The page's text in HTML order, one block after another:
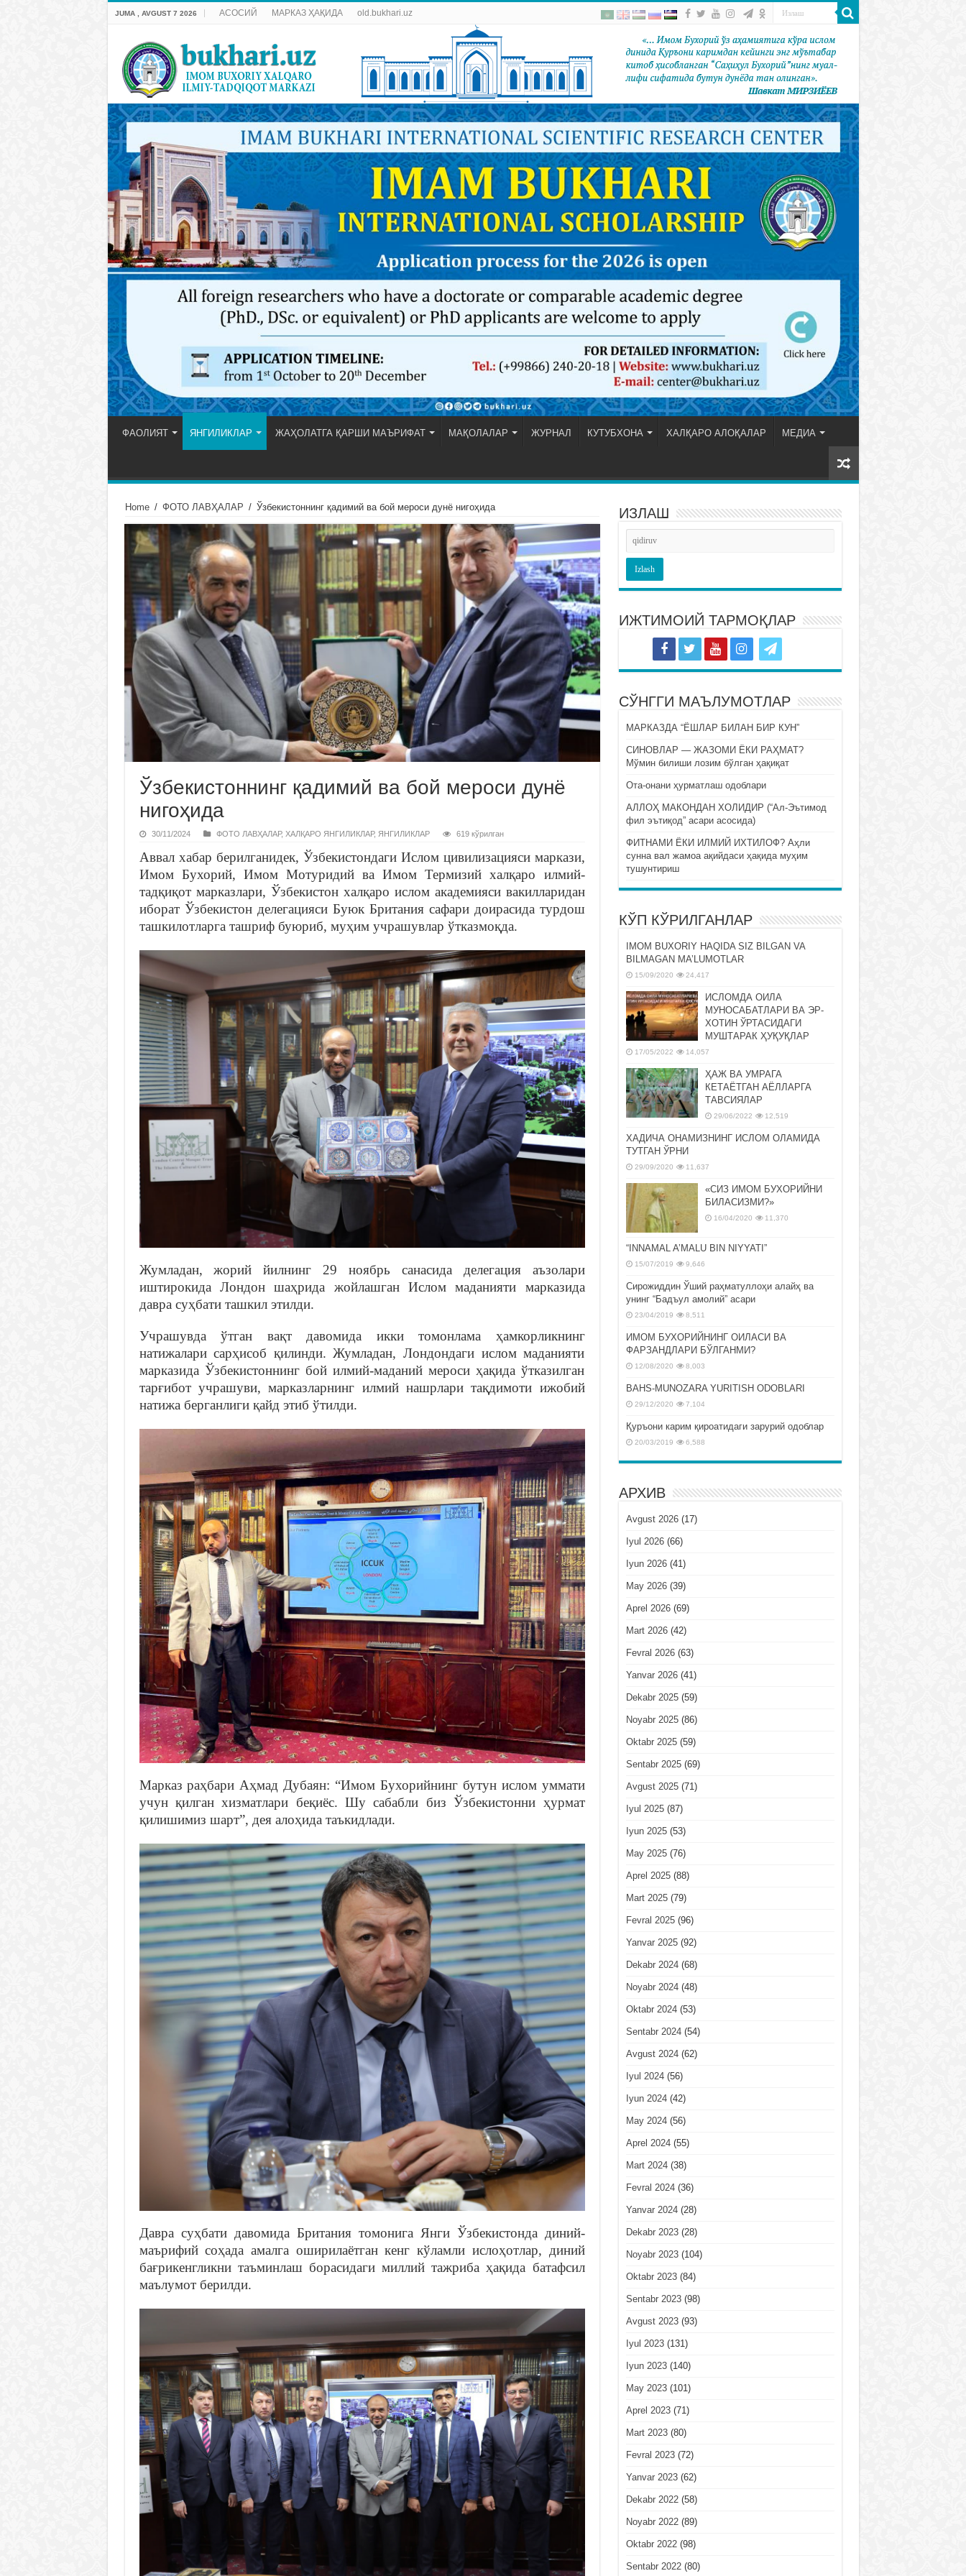
JUMA , AVGUST 7 2026 АСОСИЙ МАРКАЗ ҲАҚИДА old.bukhari.uz
ФАОЛИЯТ ЯНГИЛИКЛАР ЖАҲОЛАТГА ҚАРШИ МАЪРИФАТ МАҚОЛАЛАР ЖУРНАЛ КУТУБХОНА ХАЛҚАРО АЛОҚАЛАР МЕДИА
Home / ФОТО ЛАВҲАЛАР / Ўзбекистоннинг қадимий ва бой мероси дунё нигоҳида
Ўзбекистоннинг қадимий ва бой мероси дунё
нигоҳида
30/11/2024 ФОТО ЛАВҲАЛАР, ХАЛҚАРО ЯНГИЛИКЛАР, ЯНГИЛИКЛАР 619 кўрилган
Аввал хабар берилганидек, Ўзбекистондаги Ислом цивилизацияси маркази,
Имом Бухорий, Имом Мотуридий ва Имом Термизий халқаро илмий-
тадқиқот марказлари, Ўзбекистон халқаро ислом академияси вакилларидан
иборат Ўзбекистон делегацияси Буюк Британия сафари доирасида турдош
ташкилотларга ташриф буюриб, муҳим учрашувлар ўтказмоқда.
Жумладан, жорий йилнинг 29 ноябрь санасида делегация аъзолари
иштирокида Лондон шаҳрида жойлашган Ислом маданияти марказида
давра суҳбати ташкил этилди.
Учрашувда ўтган вақт давомида икки томонлама ҳамкорликнинг
натижалари сарҳисоб қилинди. Жумладан, Лондондаги ислом маданияти
марказида Ўзбекистоннинг бой илмий-маданий мероси ҳақида ўтказилган
тарғибот учрашуви, марказларнинг илмий нашрлари тақдимоти ижобий
натижа берганлиги қайд этиб ўтилди.
Марказ раҳбари Аҳмад Дубаян: “Имом Бухорийнинг бутун ислом уммати
учун қилган хизматлари беқиёс. Шу сабабли биз Ўзбекистонни ҳурмат
қилишимиз шарт”, дея алоҳида таъкидлади.
Давра суҳбати давомида Британия томонига Янги Ўзбекистонда диний-
маърифий соҳада амалга оширилаётган кенг кўламли ислоҳотлар, диний
бағрикенгликни таъминлаш борасидаги миллий тажриба ҳақида батафсил
маълумот берилди.
ИЗЛАШ
ИЖТИМОИЙ ТАРМОҚЛАР
СЎНГГИ МАЪЛУМОТЛАР
МАРКАЗДА “ЁШЛАР БИЛАН БИР КУН”
СИНОВЛАР — ЖАЗОМИ ЁКИ РАҲМАТ?
Мўмин билиши лозим бўлган ҳақиқат
Ота-онани ҳурматлаш одоблари
АЛЛОҲ МАКОНДАН ХОЛИДИР (“Ал-Эътимод
фил эътиқод” асари асосида)
ФИТНАМИ ЁКИ ИЛМИЙ ИХТИЛОФ? Аҳли
сунна вал жамоа ақийдаси ҳақида муҳим
тушунтириш
КЎП КЎРИЛГАНЛАР
IMOM BUXORIY HAQIDA SIZ BILGAN VA
BILMAGAN MA’LUMOTLAR
15/09/2020 24,417
ИСЛОМДА ОИЛА
МУНОСАБАТЛАРИ ВА ЭР-
ХОТИН ЎРТАСИДАГИ
МУШТАРАК ҲУҚУҚЛАР
17/05/2022 14,057
ҲАЖ ВА УМРАГА
КЕТАЁТГАН АЁЛЛАРГА
ТАВСИЯЛАР
29/06/2022 12,519
ХАДИЧА ОНАМИЗНИНГ ИСЛОМ ОЛАМИДА
ТУТГАН ЎРНИ
29/09/2020 11,637
«СИЗ ИМОМ БУХОРИЙНИ
БИЛАСИЗМИ?»
16/04/2020 11,370
“INNAMAL A’MALU BIN NIYYATI”
15/07/2019 9,646
Сирожиддин Ўший раҳматуллоҳи алайҳ ва
унинг “Бадъул амолий” асари
23/04/2019 8,511
ИМОМ БУХОРИЙНИНГ ОИЛАСИ ВА
ФАРЗАНДЛАРИ БЎЛГАНМИ?
12/08/2020 8,003
BAHS-MUNOZARA YURITISH ODOBLARI
29/12/2020 7,104
Қуръони карим қироатидаги зарурий одоблар
20/03/2019 6,588
АРХИВ
Avgust 2026(17)
Iyul 2026(66)
Iyun 2026(41)
May 2026(39)
Aprel 2026(69)
Mart 2026(42)
Fevral 2026(63)
Yanvar 2026(41)
Dekabr 2025(59)
Noyabr 2025(86)
Oktabr 2025(59)
Sentabr 2025(69)
Avgust 2025(71)
Iyul 2025(87)
Iyun 2025(53)
May 2025(76)
Aprel 2025(88)
Mart 2025(79)
Fevral 2025(96)
Yanvar 2025(92)
Dekabr 2024(68)
Noyabr 2024(48)
Oktabr 2024(53)
Sentabr 2024(54)
Avgust 2024(62)
Iyul 2024(56)
Iyun 2024(42)
May 2024(56)
Aprel 2024(55)
Mart 2024(38)
Fevral 2024(36)
Yanvar 2024(28)
Dekabr 2023(28)
Noyabr 2023(104)
Oktabr 2023(84)
Sentabr 2023(98)
Avgust 2023(93)
Iyul 2023(131)
Iyun 2023(140)
May 2023(101)
Aprel 2023(71)
Mart 2023(80)
Fevral 2023(72)
Yanvar 2023(62)
Dekabr 2022(58)
Noyabr 2022(89)
Oktabr 2022(98)
Sentabr 2022(80)